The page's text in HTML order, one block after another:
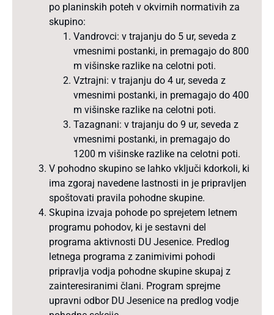
po planinskih poteh v okvirnih normativih za
skupino:
Vandrovci: v trajanju do 5 ur, seveda z
vmesnimi postanki, in premagajo do 800
m višinske razlike na celotni poti.
Vztrajni: v trajanju do 4 ur, seveda z
vmesnimi postanki, in premagajo do 400
m višinske razlike na celotni poti.
Tazagnani: v trajanju do 9 ur, seveda z
vmesnimi postanki, in premagajo do
1200 m višinske razlike na celotni poti.
V pohodno skupino se lahko vključi kdorkoli, ki
ima zgoraj navedene lastnosti in je pripravljen
spoštovati pravila pohodne skupine.
Skupina izvaja pohode po sprejetem letnem
programu pohodov, ki je sestavni del
programa aktivnosti DU Jesenice. Predlog
letnega programa z zanimivimi pohodi
pripravlja vodja pohodne skupine skupaj z
zainteresiranimi člani. Program sprejme
upravni odbor DU Jesenice na predlog vodje